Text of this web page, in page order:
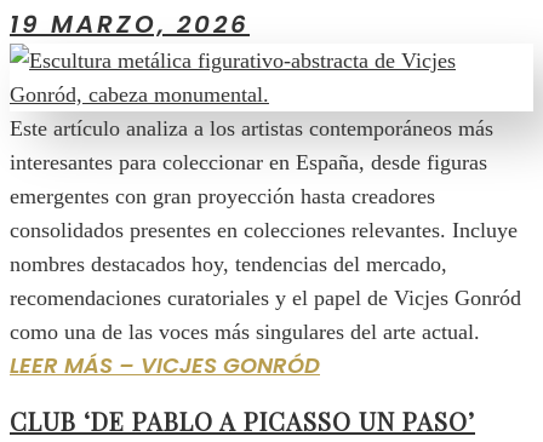
19 MARZO, 2026
Este artículo analiza a los artistas contemporáneos más
interesantes para coleccionar en España, desde figuras
emergentes con gran proyección hasta creadores
consolidados presentes en colecciones relevantes. Incluye
nombres destacados hoy, tendencias del mercado,
recomendaciones curatoriales y el papel de Vicjes Gonród
como una de las voces más singulares del arte actual.
LEER MÁS – VICJES GONRÓD
CLUB ‘DE PABLO A PICASSO UN PASO’